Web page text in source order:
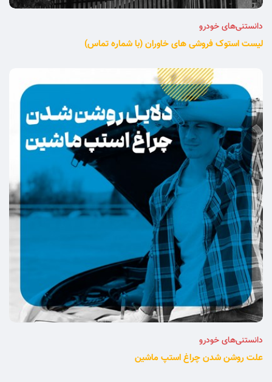
دانستنی‌های خودرو
لیست استوک فروشی های خاوران (با شماره تماس)
دانستنی‌های خودرو
علت روشن شدن چراغ استپ ماشین